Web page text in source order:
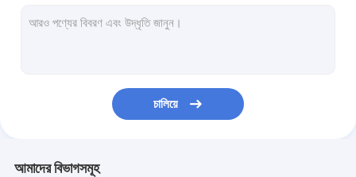
গাড়ির LED লাইট বাল্ব
চালিয়ে
আমাদের বিভাগসমূহ